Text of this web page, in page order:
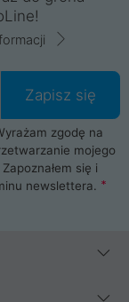
Zapisz się
zgodę na
mojego
się i
newslettera.